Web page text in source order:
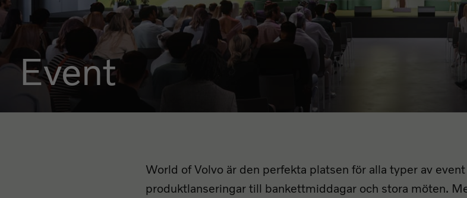
Event
World of Volvo är den perfekta platsen för alla typer av
produktlanseringar till bankettmiddagar och stora möten.